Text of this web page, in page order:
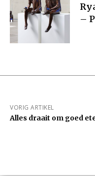
–
VORIG ARTIKEL
Alles draait om goed